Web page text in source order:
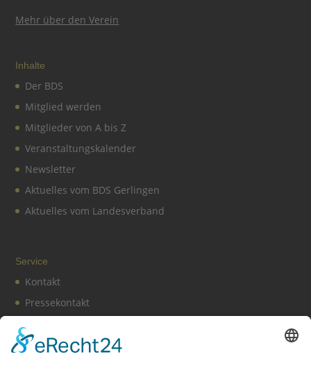
Mehr über den Verein
Inhalte
Der BDS
Mitglied werden
Mitglieder von A bis Z
Veranstaltungskalender
Newsletter
Aktuelles vom BDS Gerlingen
Aktuelles vom Landesverband
Service
Kontakt
Pressekontakt
Impressum